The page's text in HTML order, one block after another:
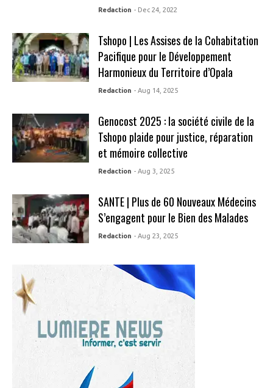
Redaction - Dec 24, 2022
Tshopo | Les Assises de la Cohabitation
Pacifique pour le Développement
Harmonieux du Territoire d’Opala
Redaction - Aug 14, 2025
Genocost 2025 : la société civile de la
Tshopo plaide pour justice, réparation
et mémoire collective
Redaction - Aug 3, 2025
SANTE | Plus de 60 Nouveaux Médecins
S’engagent pour le Bien des Malades
Redaction - Aug 23, 2025